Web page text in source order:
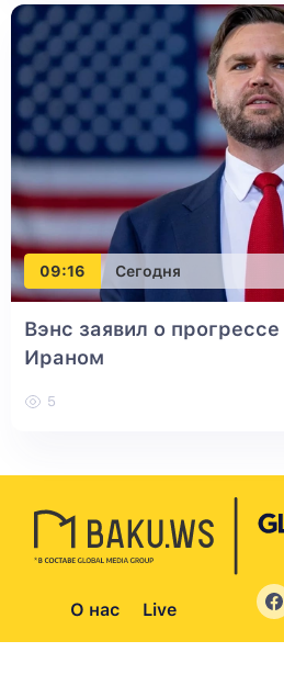
09:16 Сегодня
Вэнс заявил о
Ираном
5
О нас Live